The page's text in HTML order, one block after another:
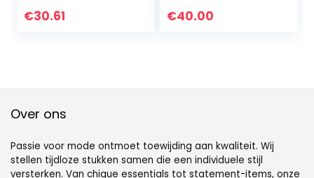
keuze voor training
klassieke rug met
€30.61 €40.00
Over ons
Passie voor mode ontmoet toewijding aan kwaliteit. Wij
stellen tijdloze stukken samen die een individuele stijl
versterken. Van chique essentials tot statement-items, onze